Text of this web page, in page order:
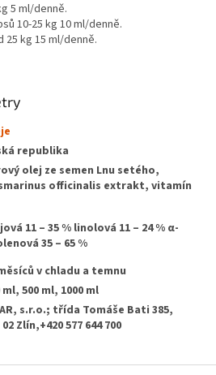
5 ml/denně.
10-25 kg 10 ml/denně.
25 kg 15 ml/denně.
republika
olej ze semen Lnu setého,
officinalis extrakt, vitamín
11 – 35 % linolová 11 – 24 % α-
35 – 65 %
v chladu a temnu
ml, 500 ml, 1000 ml
s.r.o.; třída Tomáše Bati 385,
02 Zlín,+420 577 644 700